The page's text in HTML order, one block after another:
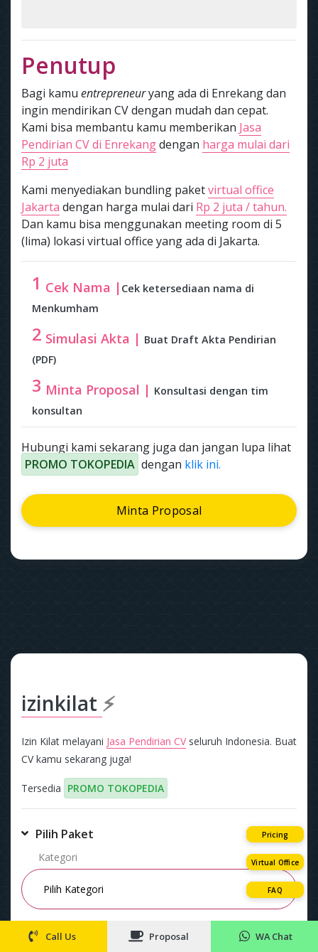
Penutup
Bagi kamu entrepreneuryang ada di Enrekang dan
ingin mendirikan CV dengan mudah dan cepat.
Kami bisa membantu kamu memberikan Jasa
Pendirian CV di Enrekangdengan harga mulai dari
Rp 2 juta
Kami menyediakan bundling paketvirtual office
Jakarta dengan harga mulai dari Rp 2 juta / tahun.
Dan kamu bisa menggunakan meeting room di 5
(lima) lokasi virtual office yang ada di Jakarta.
1 Cek Nama | Cek ketersediaan nama di
Menkumham
2 Simulasi Akta | Buat Draft Akta Pendirian
(PDF)
3 Minta Proposal | Konsultasi dengan tim
konsultan
Hubungi kami sekarang juga dan jangan lupa lihat
PROMO TOKOPEDIA dengan klik ini.
Minta Proposal
izinkilat ⚡
Izin Kilat melayani Jasa Pendirian CV seluruh Indonesia. Buat
CV kamu sekarang juga!
Tersedia PROMO TOKOPEDIA
Pilih Paket
Kategori
Paket
Pricing
Virtual Office
FAQ
Call Us Proposal WA Chat